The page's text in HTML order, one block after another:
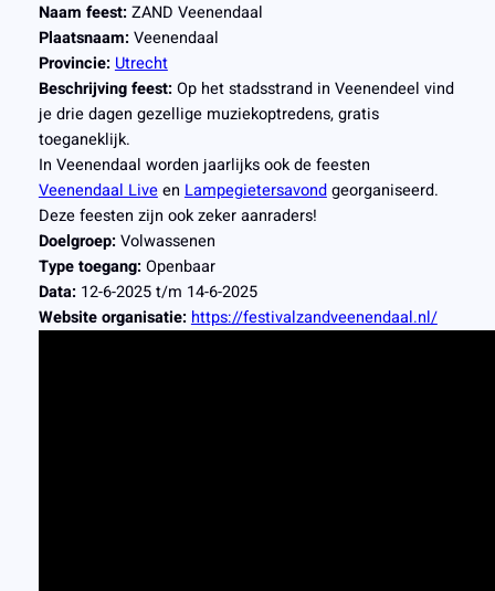
Naam feest: ZAND Veenendaal
Plaatsnaam: Veenendaal
Provincie: Utrecht
Beschrijving feest: Op het stadsstrand in Veenendeel vind
je drie dagen gezellige muziekoptredens, gratis
toeganeklijk.
In Veenendaal worden jaarlijks ook de feesten
Veenendaal LiveenLampegietersavondgeorganiseerd.
Deze feesten zijn ook zeker aanraders!
Doelgroep: Volwassenen
Type toegang: Openbaar
Data: 12-6-2025 t/m 14-6-2025
Website organisatie: https://festivalzandveenendaal.nl/